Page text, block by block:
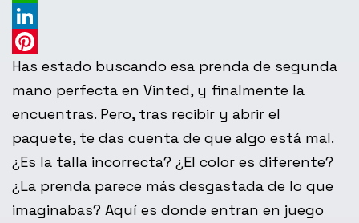
WhatsApp
LinkedIn
Pinterest
Has estado buscando esa prenda de segunda
mano perfecta en Vinted, y finalmente la
encuentras. Pero, tras recibir y abrir el
paquete, te das cuenta de que algo está mal.
¿Es la talla incorrecta? ¿El color es diferente?
¿La prenda parece más desgastada de lo que
imaginabas? Aquí es donde entran en juego